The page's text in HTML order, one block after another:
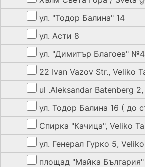
ул. "Тодор Балина" 14
ул. Асти 8
ул. "Димитър Благоев"
22 Ivan Vazov Str., Veliko
ul .Aleksandar Batenberg
ул. Тодор Балина 16 ( до
Спирка "Качица", Veliko
ул. Генерал Гурко 5,
площад "Майка